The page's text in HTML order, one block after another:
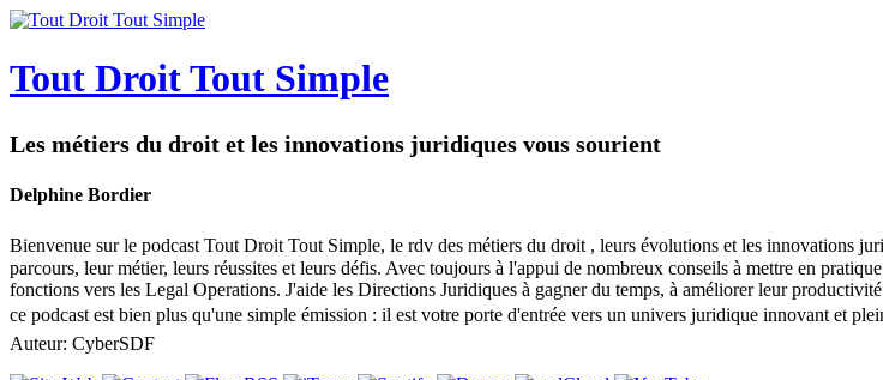
Tout Droit Tout Simple
Les métiers du droit et les innovations juridiques vous sourient
Delphine Bordier
Bienvenue sur le podcast Tout Droit Tout Simple, le rdv des métiers du droit , leurs évolutions et les innovations
parcours, leur métier, leurs réussites et leurs défis. Avec toujours à l'appui de nombreux conseils à mettre en
fonctions vers les Legal Operations. J'aide les Directions Juridiques à gagner du temps, à améliorer leur
ce podcast est bien plus qu'une simple émission : il est votre porte d'entrée vers un univers juridique innovant et
Auteur: CyberSDF